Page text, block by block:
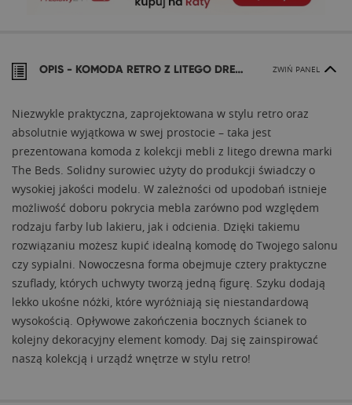
OPIS - KOMODA RETRO Z LITEGO DREWNA ZWIŃ PANEL
Niezwykle praktyczna, zaprojektowana w stylu retro oraz
absolutnie wyjątkowa w swej prostocie – taka jest
prezentowana komoda z kolekcji mebli z litego drewna marki
The Beds. Solidny surowiec użyty do produkcji świadczy o
wysokiej jakości modelu. W zależności od upodobań istnieje
możliwość doboru pokrycia mebla zarówno pod względem
rodzaju farby lub lakieru, jak i odcienia. Dzięki takiemu
rozwiązaniu możesz kupić idealną komodę do Twojego salonu
czy sypialni. Nowoczesna forma obejmuje cztery praktyczne
szuflady, których uchwyty tworzą jedną figurę. Szyku dodają
lekko ukośne nóżki, które wyróżniają się niestandardową
wysokością. Opływowe zakończenia bocznych ścianek to
kolejny dekoracyjny element komody. Daj się zainspirować
naszą kolekcją i urządź wnętrze w stylu retro!